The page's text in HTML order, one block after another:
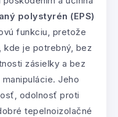
polystyrén (EPS)
funkciu, pretože
kde je potrebný, bez
zásielky a bez
Jeho
odolnosť proti
tepelnoizolačné